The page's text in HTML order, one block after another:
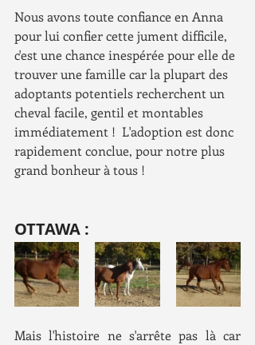
Nous avons toute confiance en Anna
pour lui confier cette jument difficile,
c'est une chance inespérée pour elle de
trouver une famille car la plupart des
adoptants potentiels recherchent un
cheval facile, gentil et montables
immédiatement !  L'adoption est donc
rapidement conclue, pour notre plus
grand bonheur à tous !
OTTAWA :
Mais l'histoire ne s'arrête pas là car